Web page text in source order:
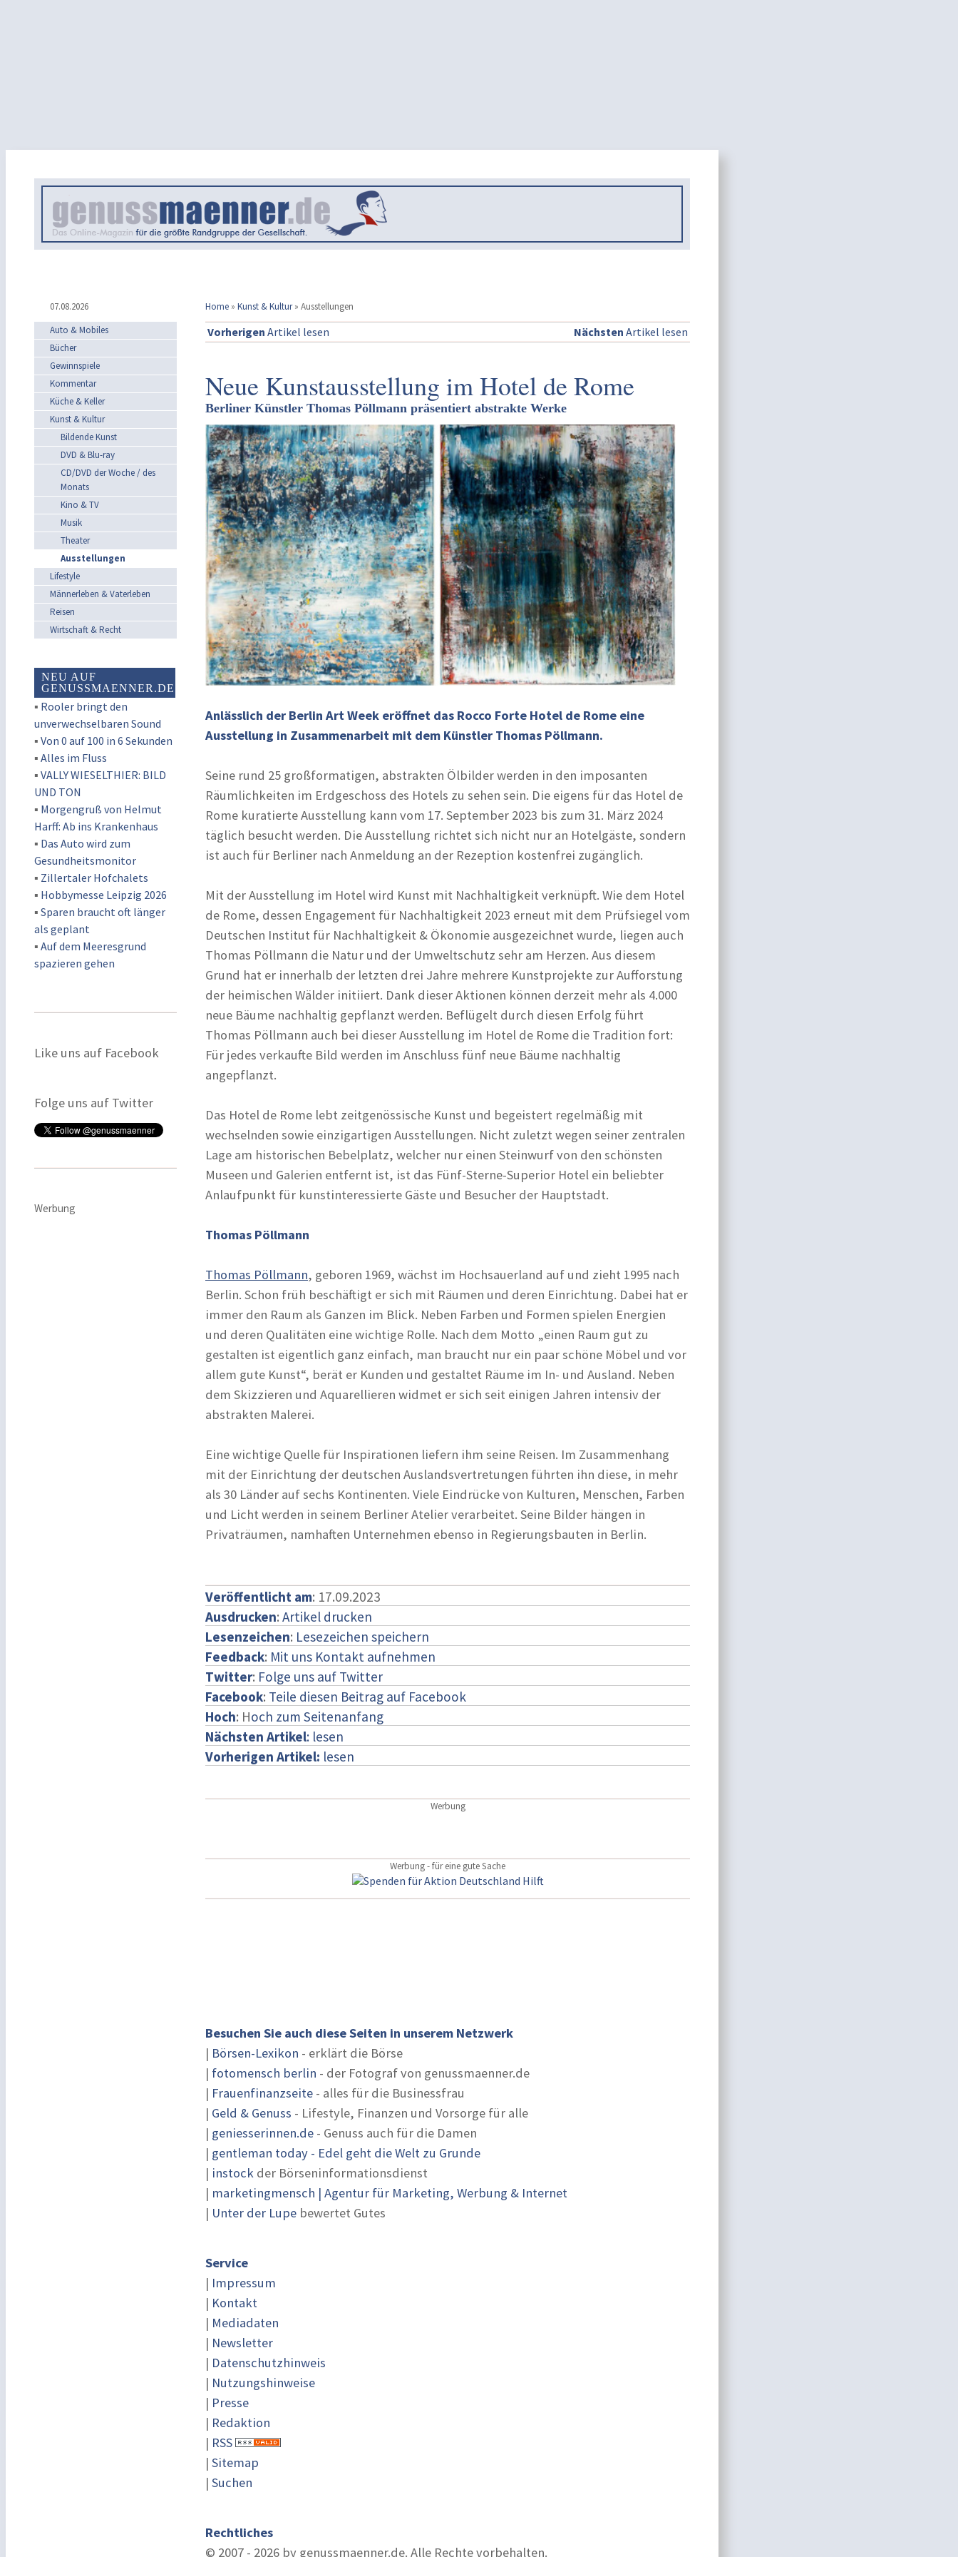
07.08.2026 Home » Kunst & Kultur » Ausstellungen
Auto & Mobiles
Bücher
Gewinnspiele
Kommentar
Küche & Keller
Kunst & Kultur
Bildende Kunst
DVD & Blu-ray
CD/DVD der Woche / des
Monats
Kino & TV
Musik
Theater
Ausstellungen
Lifestyle
Männerleben & Vaterleben
Reisen
Wirtschaft & Recht
NEU AUF
GENUSSMAENNER.DE
▪ Rooler bringt den
unverwechselbaren Sound
▪ Von 0 auf 100 in 6 Sekunden
▪ Alles im Fluss
▪ VALLY WIESELTHIER: BILD
UND TON
▪ Morgengruß von Helmut
Harff: Ab ins Krankenhaus
▪ Das Auto wird zum
Gesundheitsmonitor
▪ Zillertaler Hofchalets
▪ Hobbymesse Leipzig 2026
▪ Sparen braucht oft länger
als geplant
▪ Auf dem Meeresgrund
spazieren gehen
Like uns auf Facebook
Folge uns auf Twitter
Werbung
Vorherigen Artikel lesen Nächsten Artikel lesen
Neue Kunstausstellung im Hotel de Rome
Berliner Künstler Thomas Pöllmann präsentiert abstrakte Werke
Anlässlich der Berlin Art Week eröffnet das Rocco Forte Hotel de Rome eine
Ausstellung in Zusammenarbeit mit dem Künstler Thomas Pöllmann.
Seine rund 25 großformatigen, abstrakten Ölbilder werden in den imposanten
Räumlichkeiten im Erdgeschoss des Hotels zu sehen sein. Die eigens für das Hotel de
Rome kuratierte Ausstellung kann vom 17. September 2023 bis zum 31. März 2024
täglich besucht werden. Die Ausstellung richtet sich nicht nur an Hotelgäste, sondern
ist auch für Berliner nach Anmeldung an der Rezeption kostenfrei zugänglich.
Mit der Ausstellung im Hotel wird Kunst mit Nachhaltigkeit verknüpft. Wie dem Hotel
de Rome, dessen Engagement für Nachhaltigkeit 2023 erneut mit dem Prüfsiegel vom
Deutschen Institut für Nachhaltigkeit & Ökonomie ausgezeichnet wurde, liegen auch
Thomas Pöllmann die Natur und der Umweltschutz sehr am Herzen. Aus diesem
Grund hat er innerhalb der letzten drei Jahre mehrere Kunstprojekte zur Aufforstung
der heimischen Wälder initiiert. Dank dieser Aktionen können derzeit mehr als 4.000
neue Bäume nachhaltig gepflanzt werden. Beflügelt durch diesen Erfolg führt
Thomas Pöllmann auch bei dieser Ausstellung im Hotel de Rome die Tradition fort:
Für jedes verkaufte Bild werden im Anschluss fünf neue Bäume nachhaltig
angepflanzt.
Das Hotel de Rome lebt zeitgenössische Kunst und begeistert regelmäßig mit
wechselnden sowie einzigartigen Ausstellungen. Nicht zuletzt wegen seiner zentralen
Lage am historischen Bebelplatz, welcher nur einen Steinwurf von den schönsten
Museen und Galerien entfernt ist, ist das Fünf-Sterne-Superior Hotel ein beliebter
Anlaufpunkt für kunstinteressierte Gäste und Besucher der Hauptstadt.
Thomas Pöllmann
Thomas Pöllmann, geboren 1969, wächst im Hochsauerland auf und zieht 1995 nach
Berlin. Schon früh beschäftigt er sich mit Räumen und deren Einrichtung. Dabei hat er
immer den Raum als Ganzen im Blick. Neben Farben und Formen spielen Energien
und deren Qualitäten eine wichtige Rolle. Nach dem Motto „einen Raum gut zu
gestalten ist eigentlich ganz einfach, man braucht nur ein paar schöne Möbel und vor
allem gute Kunst“, berät er Kunden und gestaltet Räume im In- und Ausland. Neben
dem Skizzieren und Aquarellieren widmet er sich seit einigen Jahren intensiv der
abstrakten Malerei.
Eine wichtige Quelle für Inspirationen liefern ihm seine Reisen. Im Zusammenhang
mit der Einrichtung der deutschen Auslandsvertretungen führten ihn diese, in mehr
als 30 Länder auf sechs Kontinenten. Viele Eindrücke von Kulturen, Menschen, Farben
und Licht werden in seinem Berliner Atelier verarbeitet. Seine Bilder hängen in
Privaträumen, namhaften Unternehmen ebenso in Regierungsbauten in Berlin.
Veröffentlicht am: 17.09.2023
Ausdrucken: Artikel drucken
Lesenzeichen: Lesezeichen speichern
Feedback: Mit uns Kontakt aufnehmen
Twitter: Folge uns auf Twitter
Facebook: Teile diesen Beitrag auf Facebook
Hoch: Hoch zum Seitenanfang
Nächsten Artikel: lesen
Vorherigen Artikel: lesen
Werbung
Werbung - für eine gute Sache
Besuchen Sie auch diese Seiten in unserem Netzwerk
| Börsen-Lexikon - erklärt die Börse
| fotomensch berlin - der Fotograf von genussmaenner.de
| Frauenfinanzseite - alles für die Businessfrau
| Geld & Genuss - Lifestyle, Finanzen und Vorsorge für alle
| geniesserinnen.de - Genuss auch für die Damen
| gentleman today - Edel geht die Welt zu Grunde
| instock der Börseninformationsdienst
| marketingmensch | Agentur für Marketing, Werbung & Internet
| Unter der Lupe bewertet Gutes
Service
| Impressum
| Kontakt
| Mediadaten
| Newsletter
| Datenschutzhinweis
| Nutzungshinweise
| Presse
| Redaktion
| RSS
| Sitemap
| Suchen
Rechtliches
© 2007 - 2026 by genussmaenner.de. Alle Rechte vorbehalten.